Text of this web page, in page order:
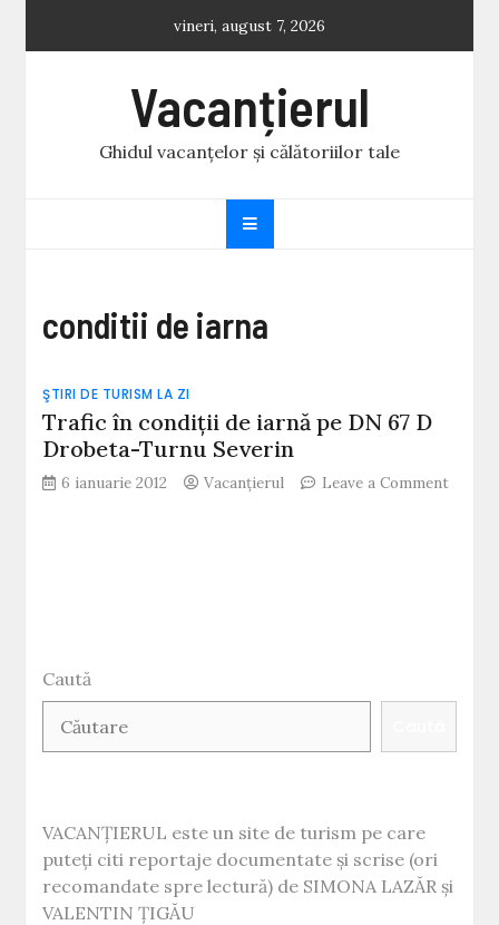
vineri, august 7, 2026
Vacanțierul
Ghidul vacanțelor și călătoriilor tale
conditii de iarna
ŞTIRI DE TURISM LA ZI
Trafic în condiţii de iarnă pe DN 67 D
Drobeta-Turnu Severin
6 ianuarie 2012 Vacanțierul
Leave a Comment
67
D
Drobeta-
Turnu
Caută
VACANȚIERUL este un site de turism pe care
puteți citi reportaje documentate și scrise (ori
recomandate spre lectură) de SIMONA LAZĂR și
VALENTIN ȚIGĂU